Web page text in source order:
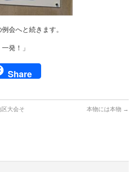
会へと続きます。
発！」
Share
大会そ
本物には本物 →